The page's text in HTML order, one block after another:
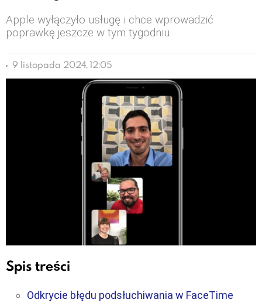
Apple wyłączyło usługę i chce wprowadzić
poprawkę jeszcze w tym tygodniu
9 listopada 2024, 12:05
Spis treści
Odkrycie błędu podsłuchiwania w FaceTime